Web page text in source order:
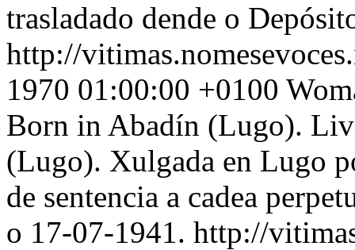
trasladado dende o
http://
1970 01:00:00 +0100
Born in Abadín (Lugo).
(Lugo). Xulgada en Lugo
de sentencia a cadea
o 17-07-1941. http://